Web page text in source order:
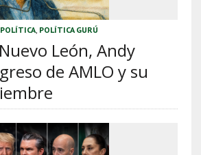
POLÍTICA, POLÍTICA GURÚ
León, Andy
de AMLO y su